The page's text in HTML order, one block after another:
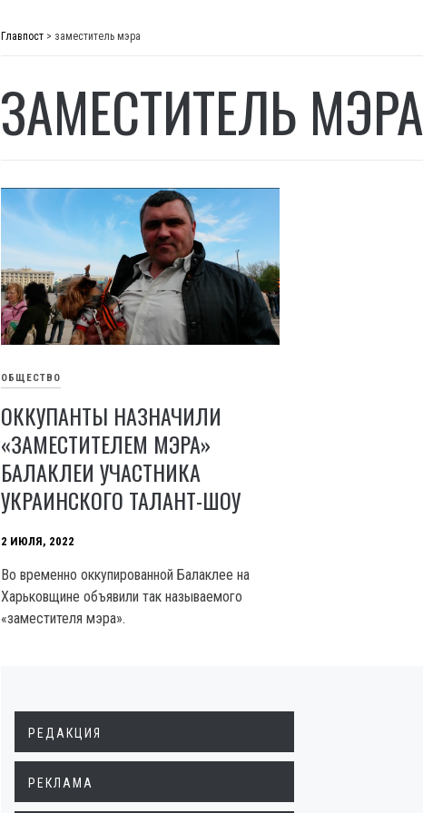
Главпост > заместитель мэра
ЗАМЕСТИТЕЛЬ МЭРА
ОБЩЕСТВО
ОККУПАНТЫ НАЗНАЧИЛИ
«ЗАМЕСТИТЕЛЕМ МЭРА»
БАЛАКЛЕИ УЧАСТНИКА
УКРАИНСКОГО ТАЛАНТ-ШОУ
2 ИЮЛЯ, 2022
Во временно оккупированной Балаклее на
Харьковщине объявили так называемого
«заместителя мэра».
РЕДАКЦИЯ
РЕКЛАМА